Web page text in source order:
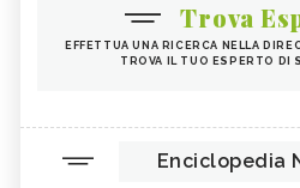
Trova
EFFETTUA UNA RICERCA NELLA
TROVA IL TUO ESPERTO DI
Enciclopedia